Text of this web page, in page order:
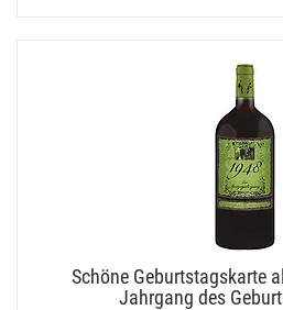
Schöne Geburtstagskarte
Jahrgang des